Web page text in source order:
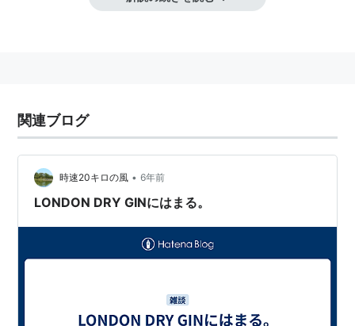
脚本：デヴィッド・Z・グッドマン
撮影：ジョン・A・アロンゾ
デヴィッド・シャイア
キャスト
ロバート・ミッチャム
関連ブログ
時速20キロの風 • 6年前
LONDON DRY GINにはまる。